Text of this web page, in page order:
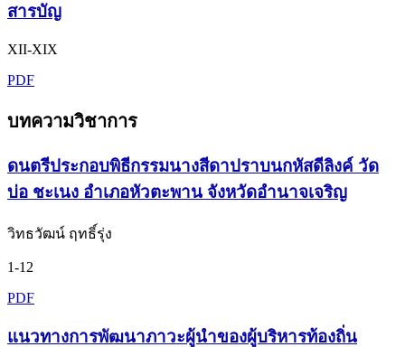
สารบัญ
XII-XIX
PDF
บทความวิชาการ
ดนตรีประกอบพิธีกรรมนางสีดาปราบนกหัสดีลิงค์ วัด
บ่อ ชะเนง อำเภอหัวตะพาน จังหวัดอำนาจเจริญ
วิทธวัฒน์ ฤทธิ์รุ่ง
1-12
PDF
แนวทางการพัฒนาภาวะผู้นำของผู้บริหารท้องถิ่น